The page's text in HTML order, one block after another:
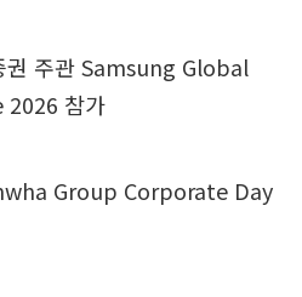
주관 Samsung Global
참가
Group Corporate Day